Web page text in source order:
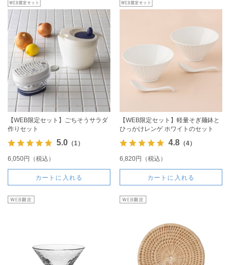
【WEB限定セット】ごちそうサラダ
作りセット
5.0（1）
6,050円（税込）
カートに入れる
【WEB限定セット】軽量そぎ麺鉢と
ひっかけレンゲ ホワイトのセット
4.8（4）
6,820円（税込）
カートに入れる